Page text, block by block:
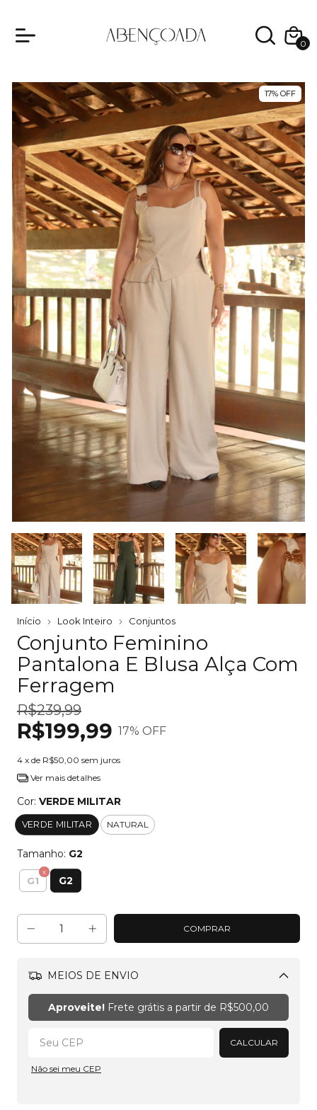
0
17% OFF
Início Look Inteiro Conjuntos
Conjunto Feminino
Pantalona E Blusa Alça Com
Ferragem
R$239,99
R$199,99 17% OFF
4 x de R$50,00 sem juros
Ver mais detalhes
Cor: VERDE MILITAR
VERDE MILITAR NATURAL
Tamanho: G2
G1 G2
MEIOS DE ENVIO
Alterar CEP
Aproveite! Frete grátis a partir de R$500,00
CALCULAR
Não sei meu CEP